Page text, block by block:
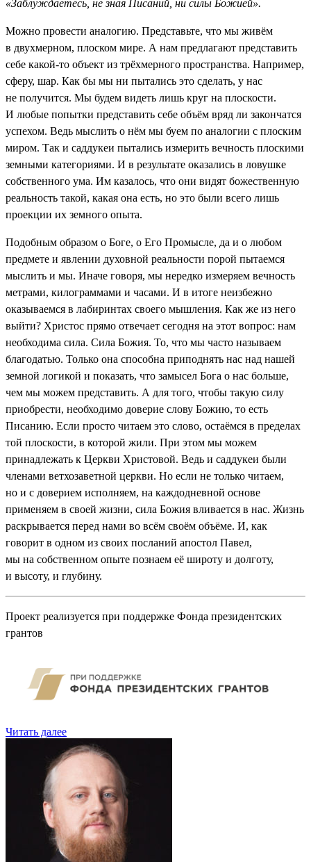
«Заблуждаетесь, не зная Писаний, ни силы Божией».
Можно провести аналогию. Представьте, что мы живём
в двухмерном, плоском мире. А нам предлагают представить
себе какой-то объект из трёхмерного пространства. Например,
сферу, шар. Как бы мы ни пытались это сделать, у нас
не получится. Мы будем видеть лишь круг на плоскости.
И любые попытки представить себе объём вряд ли закончатся
успехом. Ведь мыслить о нём мы буем по аналогии с плоским
миром. Так и саддукеи пытались измерить вечность плоскими
земными категориями. И в результате оказались в ловушке
собственного ума. Им казалось, что они видят божественную
реальность такой, какая она есть, но это были всего лишь
проекции их земного опыта.
Подобным образом о Боге, о Его Промысле, да и о любом
предмете и явлении духовной реальности порой пытаемся
мыслить и мы. Иначе говоря, мы нередко измеряем вечность
метрами, килограммами и часами. И в итоге неизбежно
оказываемся в лабиринтах своего мышления. Как же из него
выйти? Христос прямо отвечает сегодня на этот вопрос: нам
необходима сила. Сила Божия. То, что мы часто называем
благодатью. Только она способна приподнять нас над нашей
земной логикой и показать, что замысел Бога о нас больше,
чем мы можем представить. А для того, чтобы такую силу
приобрести, необходимо доверие слову Божию, то есть
Писанию. Если просто читаем это слово, остаёмся в пределах
той плоскости, в которой жили. При этом мы можем
принадлежать к Церкви Христовой. Ведь и саддукеи были
членами ветхозаветной церкви. Но если не только читаем,
но и с доверием исполняем, на каждодневной основе
применяем в своей жизни, сила Божия вливается в нас. Жизнь
раскрывается перед нами во всём своём объёме. И, как
говорит в одном из своих посланий апостол Павел,
мы на собственном опыте познаем её широту и долготу,
и высоту, и глубину.
Проект реализуется при поддержке Фонда президентских
грантов
Читать далее